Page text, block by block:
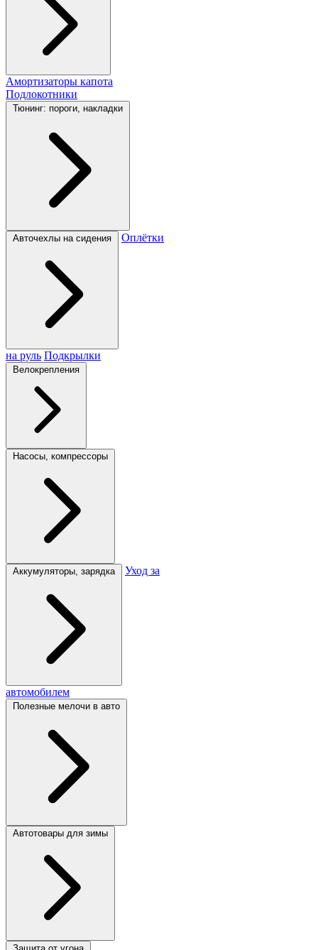
Амортизаторы капота
Подлокотники
Тюнинг: пороги, накладки
Авточехлы на сидения Оплётки
на руль Подкрылки
Велокрепления
Насосы, компрессоры
Аккумуляторы, зарядка Уход за
автомобилем
Полезные мелочи в авто
Автотовары для зимы